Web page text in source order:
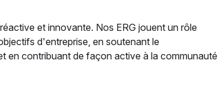
et innovante. Nos ERG jouent un rôle
d'entreprise, en soutenant le
en contribuant de façon active à la communauté